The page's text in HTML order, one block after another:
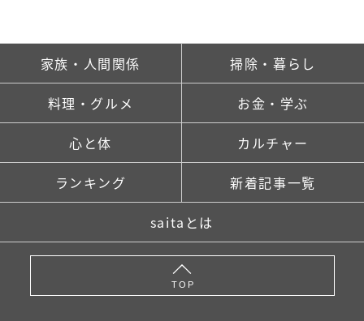
家族・人間関係 掃除・暮らし
料理・グルメ お金・学ぶ
心と体 カルチャー
ランキング 新着記事一覧
saitaとは
TOP